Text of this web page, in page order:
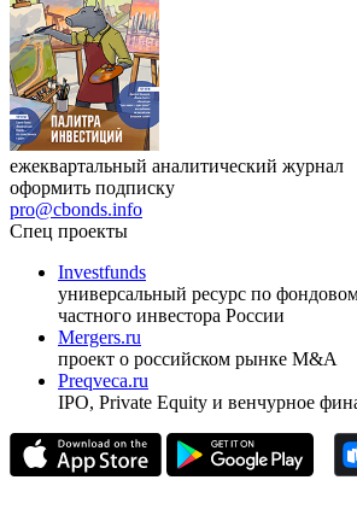
ЖурналCbonds Review
ежеквартальный аналитический журнал
оформить подписку
pro@cbonds.info
Спец проекты
Investfunds
универсальный ресурс по
частного инвестора России
проект о российском рынке M&A
Preqveca.ru